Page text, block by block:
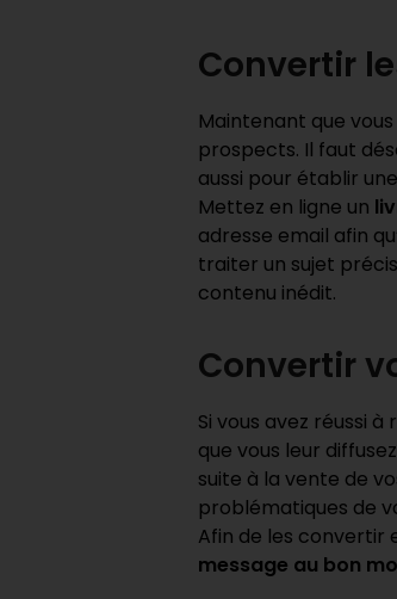
Convertir
Maintenant que
prospects. Il faut
aussi pour établir
Mettez en ligne un
adresse email afin
traiter un sujet
contenu inédit.
Convertir
Si vous avez réussi
que vous leur
suite à la vente de
problématiques de
Afin de les convertir
message au bon